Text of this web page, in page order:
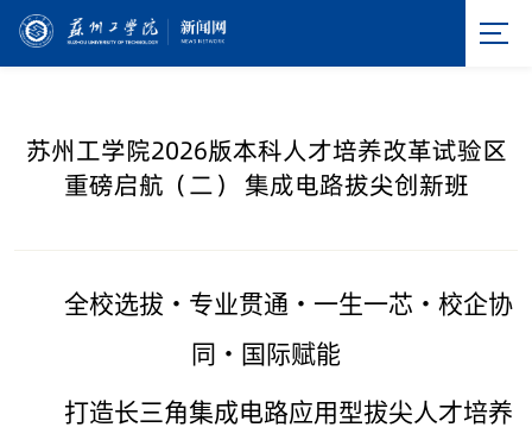
苏州工学院2026版本科人才培养改革试验区
重磅启航（二） 集成电路拔尖创新班
全校选拔・专业贯通・一生一芯・校企协
同・国际赋能
打造长三角集成电路应用型拔尖人才培养